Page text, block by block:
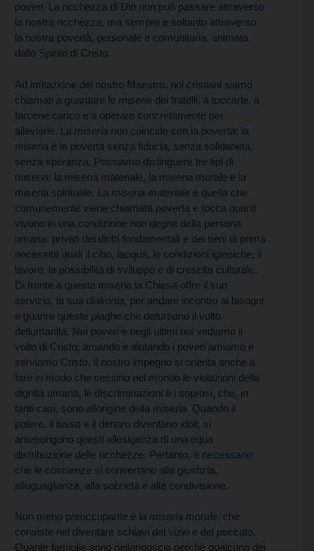
poveri. La ricchezza di Dio non può passare attraverso
la nostra ricchezza, ma sempre e soltanto attraverso
la nostra povertà, personale e comunitaria, animata
dallo Spirito di Cristo.
Ad imitazione del nostro Maestro, noi cristiani siamo
chiamati a guardare le miserie dei fratelli, a toccarle, a
farcene carico e a operare concretamente per
alleviarle. La miseria non coincide con la povertà; la
miseria è la povertà senza fiducia, senza solidarietà,
senza speranza. Possiamo distinguere tre tipi di
miseria: la miseria materiale, la miseria morale e la
miseria spirituale. La miseria materiale è quella che
comunemente viene chiamata povertà e tocca quanti
vivono in una condizione non degna della persona
umana: privati dei diritti fondamentali e dei beni di prima
necessità quali il cibo, lacqua, le condizioni igieniche, il
lavoro, la possibilità di sviluppo e di crescita culturale.
Di fronte a questa miseria la Chiesa offre il suo
servizio, la sua diakonia, per andare incontro ai bisogni
e guarire queste piaghe che deturpano il volto
dellumanità. Nei poveri e negli ultimi noi vediamo il
volto di Cristo; amando e aiutando i poveri amiamo e
serviamo Cristo. Il nostro impegno si orienta anche a
fare in modo che cessino nel mondo le violazioni della
dignità umana, le discriminazioni e i soprusi, che, in
tanti casi, sono allorigine della miseria. Quando il
potere, il lusso e il denaro diventano idoli, si
antepongono questi allesigenza di una equa
distribuzione delle ricchezze. Pertanto, è necessario
che le coscienze si convertano alla giustizia,
alluguaglianza, alla sobrietà e alla condivisione.
Non meno preoccupante è la miseria morale, che
consiste nel diventare schiavi del vizio e del peccato.
Quante famiglie sono nellangoscia perché qualcuno dei